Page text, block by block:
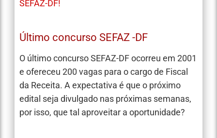
SEFAZ-DF!
Último concurso SEFAZ -DF
O último concurso SEFAZ-DF ocorreu em 2001
e ofereceu 200 vagas para o cargo de Fiscal
da Receita. A expectativa é que o próximo
edital seja divulgado nas próximas semanas,
por isso, que tal aproveitar a oportunidade?